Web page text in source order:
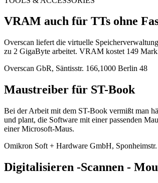
VRAM auch für TTs ohne
Overscan liefert die virtuelle
zu 2 GigaByte arbeitet. VRAM kostet 149
Overscan GbR, Säntisstr. 166,1000 Berlin 48
Maustreiber für ST-Book
Bei der Arbeit mit dem ST-Book vermißt man
und plant, die Software mit einer passenden
einer Microsoft-Maus.
Omikron Soft + Hardware GmbH,
Digitalisieren -Scannen -